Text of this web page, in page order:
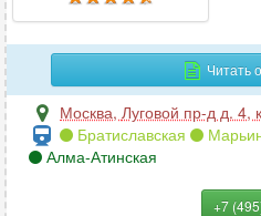
Читать
Москва, Луговой пр-д д. 4,
Братиславская
Алма-Атинская
+7